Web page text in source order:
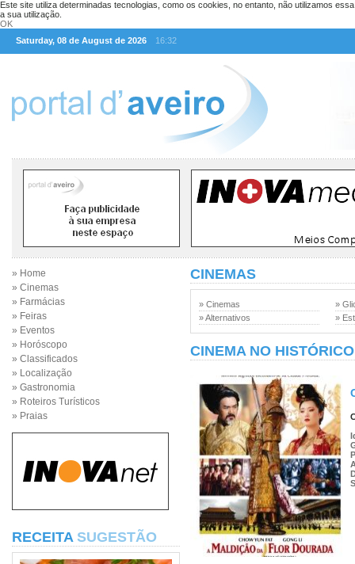
Este site utiliza determinadas tecnologias, como os cookies, no entanto, não utilizamos
a sua utilização.
OK
Saturday, 08 de August de 2026
16:32
» Home
» Cinemas
» Farmácias
» Feiras
» Eventos
» Horóscopo
» Classificados
» Localização
» Gastronomia
» Roteiros Turísticos
» Praias
RECEITA SUGESTÃO
CINEMAS
» Cinemas
» Alternativos
»
»
CINEMA NO HISTÓRICO